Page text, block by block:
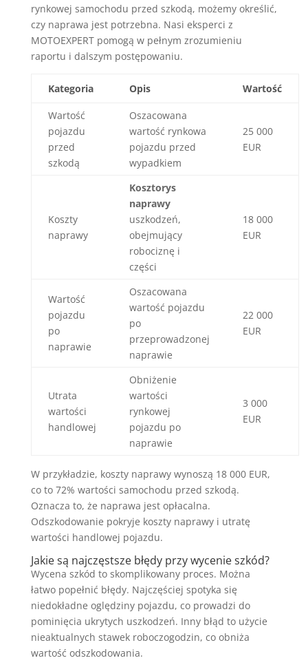
rynkowej samochodu przed szkodą, możemy określić,
czy naprawa jest potrzebna. Nasi eksperci z
MOTOEXPERT pomogą w pełnym zrozumieniu
raportu i dalszym postępowaniu.
Kategoria Opis Wartość
Wartość
pojazdu
przed
szkodą
Oszacowana
wartość rynkowa
pojazdu przed
wypadkiem
25 000
EUR
Koszty
naprawy
Kosztorys
naprawy
uszkodzeń,
obejmujący
robociznę i
części
18 000
EUR
Wartość
pojazdu
po
naprawie
Oszacowana
wartość pojazdu
po
przeprowadzonej
naprawie
22 000
EUR
Utrata
wartości
handlowej
Obniżenie
wartości
rynkowej
pojazdu po
naprawie
3 000
EUR
W przykładzie, koszty naprawy wynoszą 18 000 EUR,
co to 72% wartości samochodu przed szkodą.
Oznacza to, że naprawa jest opłacalna.
Odszkodowanie pokryje koszty naprawy i utratę
wartości handlowej pojazdu.
Jakie są najczęstsze błędy przy wycenie szkód?
Wycena szkód to skomplikowany proces. Można
łatwo popełnić błędy. Najczęściej spotyka się
niedokładne oględziny pojazdu, co prowadzi do
pominięcia ukrytych uszkodzeń. Inny błąd to użycie
nieaktualnych stawek roboczogodzin, co obniża
wartość odszkodowania.